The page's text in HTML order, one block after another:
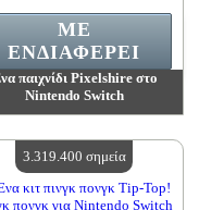
παιχνίδι Pixelshire στο
Nintendo Switch
Διαθέσιμη ποσότητα:4
ΜΕ
ΕΝΔΙΑΦΈΡΕΙ
3.319.400 σημεία